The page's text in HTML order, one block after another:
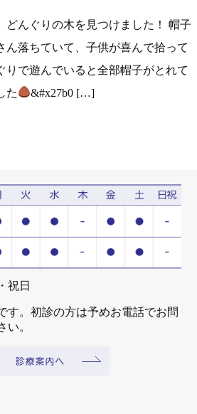
どんぐりの木を見つけました！ 帽子
ん落ちていて、子供が喜んで拾って
りで遊んでいると全部帽子がとれて
た
&#x27b0 […]
祝日
す。初診の方は予めお電話でお問
い。